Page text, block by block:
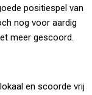
positiespel van
nog voor aardig
meer gescoord.
en scoorde vrij